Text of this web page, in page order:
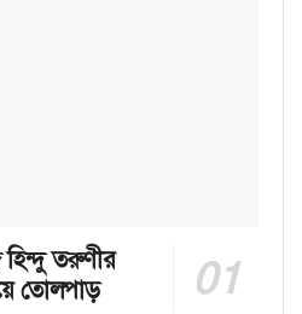
হিন্দু তরুণীর
তোলপাড়